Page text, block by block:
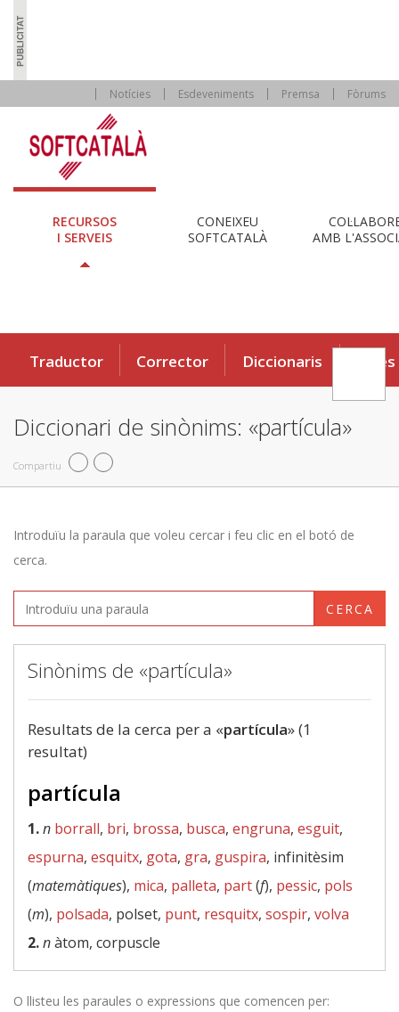
Notícies Esdeveniments Premsa Fòrums
RECURSOS
I SERVEIS
CONEIXEU
SOFTCATALÀ
AMB
Traductor Corrector Diccionaris Eines
Diccionari de sinònims: «partícula»
Compartiu
Introduïu la paraula que voleu cercar i feu clic en el botó de
cerca.
CERCA
Sinònims de «partícula»
Resultats de la cerca per a «partícula» (1
resultat)
partícula
1.n borrall, bri, brossa, busca, engruna, esguit,
espurna, esquitx, gota, gra, guspira, infinitèsim
(matemàtiques), mica, palleta, part(f), pessic, pols
(m), polsada, polset, punt, resquitx, sospir, volva
2.nàtom, corpuscle
O llisteu les paraules o expressions que comencen per: